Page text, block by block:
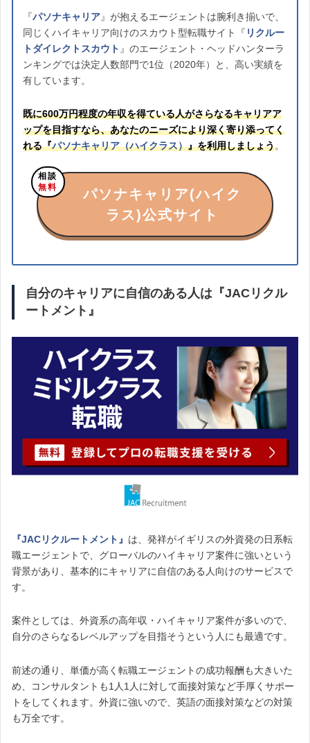
『パソナキャリア』が抱えるエージェントは腕利き揃いで、
同じくハイキャリア向けのスカウト型転職サイト『 リクルー
トダイレクトスカウト 』のエージェント・ヘッドハンターラ
ンキングでは決定人数部門で1位（2020年）と、高い実績を
有しています。
既に600万円程度の年収を得ている人がさらなるキャリアア
ップを目指すなら、あなたのニーズにより深く寄り添ってく
れる『パソナキャリア（ハイクラス）』を利用しましょう。
相談
無料
パソナキャリア(ハイク
ラス)公式サイト
自分のキャリアに自信のある人は『JACリクル
ートメント』
『JACリクルートメント』 は、発祥がイギリスの外資発の日系転
職エージェントで、グローバルのハイキャリア案件に強いという
背景があり、基本的にキャリアに自信のある人向けのサービスで
す。
案件としては、外資系の高年収・ハイキャリア案件が多いので、
自分のさらなるレベルアップを目指そうという人にも最適です。
前述の通り、単価が高く転職エージェントの成功報酬も大きいた
め、コンサルタントも1人1人に対して面接対策など手厚くサポー
トをしてくれます。外資に強いので、英語の面接対策などの対策
も万全です。